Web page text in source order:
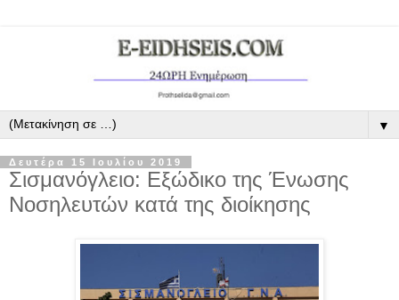
▼
Δευτέρα 15 Ιουλίου 2019
Σισμανόγλειο: Εξώδικο της Ένωσης
Νοσηλευτών κατά της διοίκησης